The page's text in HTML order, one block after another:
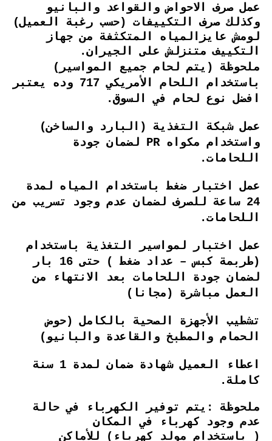
عمل صرف الاحواض والقواعد والبانيو
وكذلك صرف التكييفات (حسب رغبة العميل)
لومش عايزالمياه المتكثفة من جهاز
التكييف متنزلش على الجيران.
ملحوظة (يتم لحام جميع المواسير)
باستخدام اللحام الأمريكي 717 وده يعتبر
افضل نوع لحام في السوق.
عمل شبكة التغذية (البارد والساخن)
واستخدام مكواه PR لضمان جودة
اللحامات.
عمل اختبار ضغط باستخدام المياه لمدة
24 ساعة للصرف لضمان عدم وجود تسريب من
اللحامات.
عمل اختبار لمواسير التغذية باستخدام
(طربمة كبس – عداد ضغط ) حتى 16 بار
لضمان جودة اللحامات بعد الانتهاء من
العمل مباشرة (مجانا)
تشطيب الأجهزة الصحية بالكامل (حوض
الحمام والمطبخ والقاعدة والبانيو)
اعطاء العميل شهادة ضمان لمدة 1 سنة
كاملة.
ملحوظة :يتم توفير الكهرباء في حالة
عدم وجود كهرباء في المكان
( باستخدام مولد كهرباء) للأماكن